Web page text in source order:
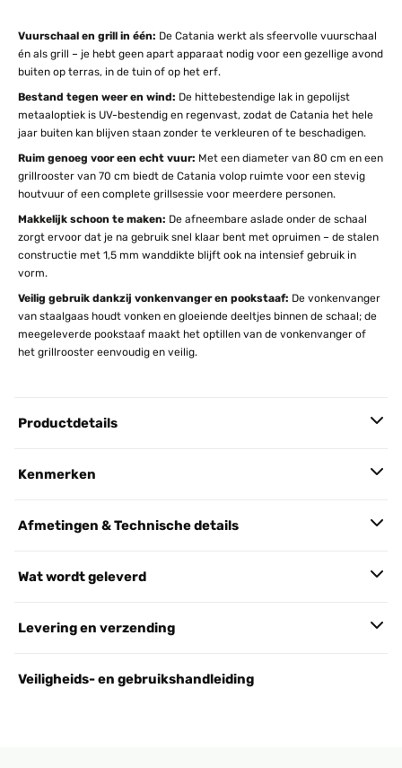
Vuurschaal en grill in één: De Catania werkt als sfeervolle vuurschaal
én als grill – je hebt geen apart apparaat nodig voor een gezellige avond
buiten op terras, in de tuin of op het erf.
Bestand tegen weer en wind: De hittebestendige lak in gepolijst
metaaloptiek is UV-bestendig en regenvast, zodat de Catania het hele
jaar buiten kan blijven staan zonder te verkleuren of te beschadigen.
Ruim genoeg voor een echt vuur: Met een diameter van 80 cm en een
grillrooster van 70 cm biedt de Catania volop ruimte voor een stevig
houtvuur of een complete grillsessie voor meerdere personen.
Makkelijk schoon te maken: De afneembare aslade onder de schaal
zorgt ervoor dat je na gebruik snel klaar bent met opruimen – de stalen
constructie met 1,5 mm wanddikte blijft ook na intensief gebruik in
vorm.
Veilig gebruik dankzij vonkenvanger en pookstaaf: De vonkenvanger
van staalgaas houdt vonken en gloeiende deeltjes binnen de schaal; de
meegeleverde pookstaaf maakt het optillen van de vonkenvanger of
het grillrooster eenvoudig en veilig.
Productdetails
Kenmerken
Afmetingen & Technische details
Wat wordt geleverd
Levering en verzending
Veiligheids- en gebruikshandleiding